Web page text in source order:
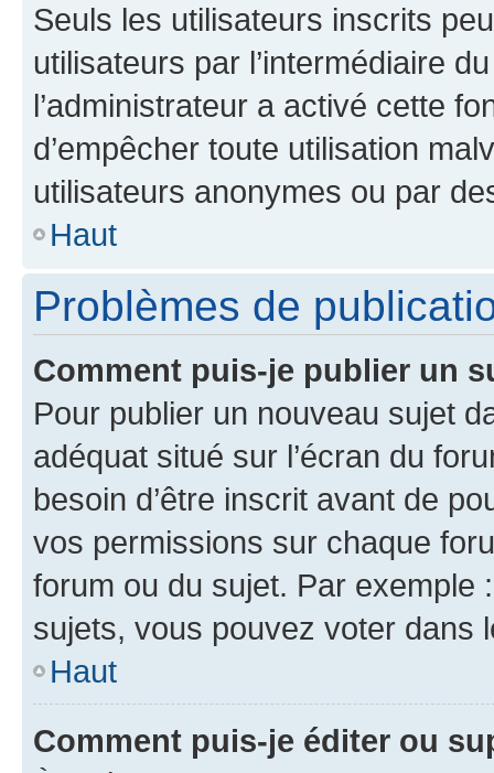
Seuls les utilisateurs inscrits
utilisateurs par l’intermédiaire
l’administrateur a activé cette
d’empêcher toute utilisation
utilisateurs anonymes ou par
Haut
Problèmes de
Comment puis-je publier un
Pour publier un nouveau sujet
adéquat situé sur l’écran du
besoin d’être inscrit avant de
vos permissions sur chaque
forum ou du sujet. Par exemple
sujets, vous pouvez voter dans
Haut
Comment puis-je éditer ou